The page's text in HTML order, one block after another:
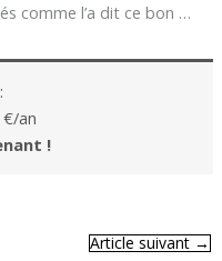
comme l’a dit ce bon …
an
!
Article suivant→